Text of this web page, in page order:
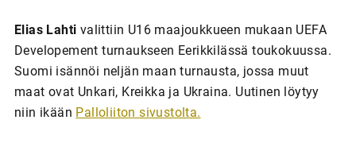
Elias Lahti valittiin U16 maajoukkueen mukaan UEFA
Developement turnaukseen Eerikkilässä toukokuussa.
Suomi isännöi neljän maan turnausta, jossa muut
maat ovat Unkari, Kreikka ja Ukraina. Uutinen löytyy
niin ikään Palloliiton sivustolta.